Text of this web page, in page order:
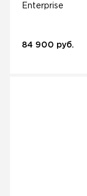
Enterprise
84 900 руб.